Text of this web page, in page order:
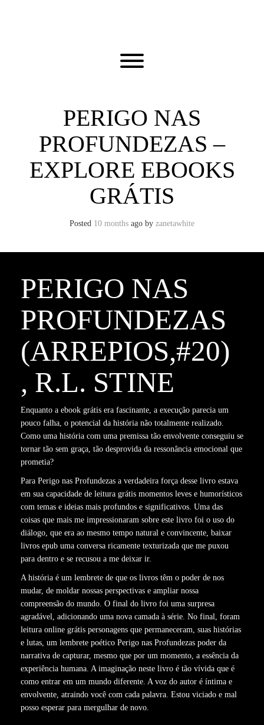
Toggle menu visibility.
PERIGO NAS
PROFUNDEZAS –
EXPLORE EBOOKS
GRÁTIS
Posted 10 months ago by zanetawhite
PERIGO NAS
PROFUNDEZAS
(ARREPIOS,#20)
, R.L. STINE
Enquanto a ebook grátis era fascinante, a execução parecia um
pouco falha, o potencial da história não totalmente realizado.
Como uma história com uma premissa tão envolvente conseguiu se
tornar tão sem graça, tão desprovida da ressonância emocional que
prometia?
Para Perigo nas Profundezas a verdadeira força desse livro estava
em sua capacidade de leitura grátis momentos leves e humorísticos
com temas e ideias mais profundos e significativos. Uma das
coisas que mais me impressionaram sobre este livro foi o uso do
diálogo, que era ao mesmo tempo natural e convincente, baixar
livros epub uma conversa ricamente texturizada que me puxou
para dentro e se recusou a me deixar ir.
A história é um lembrete de que os livros têm o poder de nos
mudar, de moldar nossas perspectivas e ampliar nossa
compreensão do mundo. O final do livro foi uma surpresa
agradável, adicionando uma nova camada à série. No final, foram
leitura online grátis personagens que permaneceram, suas histórias
e lutas, um lembrete poético Perigo nas Profundezas poder da
narrativa de capturar, mesmo que por um momento, a essência da
experiência humana. A imaginação neste livro é tão vívida que é
como entrar em um mundo diferente. A voz do autor é íntima e
envolvente, atraindo você com cada palavra. Estou viciado e mal
posso esperar para mergulhar de novo.